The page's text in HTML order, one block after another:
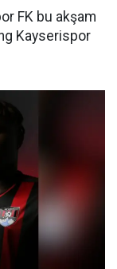
FK bu akşam
Kayserispor